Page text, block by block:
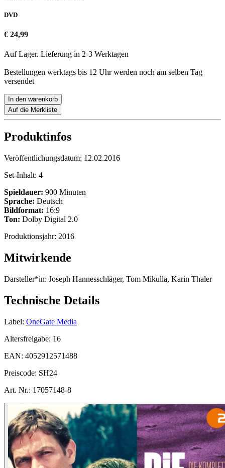
DVD
€ 24,99
Auf Lager. Lieferung in 2-3 Werktagen
Bestellungen werktags bis 12 Uhr werden noch am selben Tag
versendet
In den warenkorb
Auf die Merkliste
Produktinfos
Veröffentlichungsdatum: 12.02.2016
Set-Inhalt: 4
Spieldauer: 900 Minuten
Sprache: Deutsch
Bildformat: 16:9
Ton: Dolby Digital 2.0
Produktionsjahr: 2016
Mitwirkende
Darsteller*in: Joseph Hannesschläger, Tom Mikulla, Karin Thaler
Technische Details
Label: OneGate Media
Altersfreigabe: 16
EAN: 4052912571488
Preiscode: SH24
Art. Nr.: 17057148-8